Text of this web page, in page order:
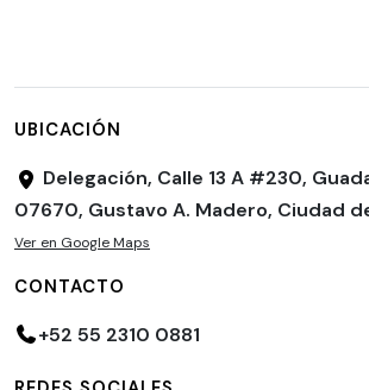
UBICACIÓN
Delegación, Calle 13 A #230,
07670, Gustavo A. Madero, Ciudad
Ver en Google Maps
CONTACTO
+52 55 2310 0881